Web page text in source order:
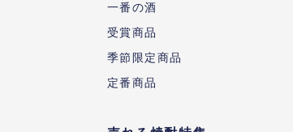
一番の酒
受賞商品
季節限定商品
定番商品